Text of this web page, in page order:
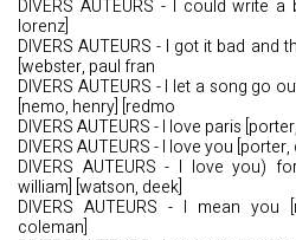
DIVERS AUTEURS - I could write
lorenz]
DIVERS AUTEURS - I got it bad and
[webster, paul fran
DIVERS AUTEURS - I let a song go
[nemo, henry] [redmo
DIVERS AUTEURS - I love paris
DIVERS AUTEURS - I love you [porter,
DIVERS AUTEURS - I love you)
william] [watson, deek]
DIVERS AUTEURS - I mean you
coleman]